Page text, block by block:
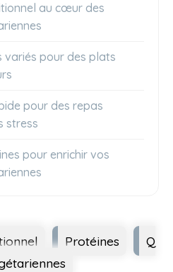
au cœur des
variés pour des plats
pour des repas
stress
pour enrichir vos
Protéines
Q